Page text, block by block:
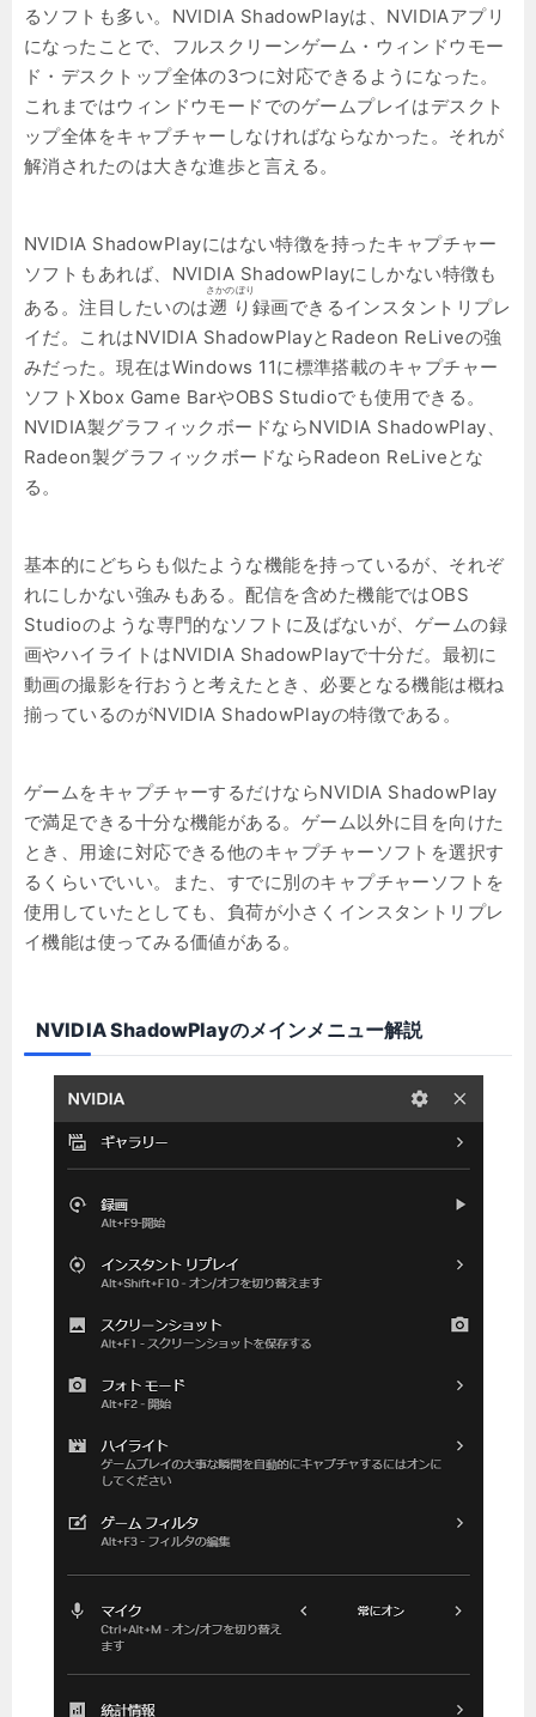
るソフトも多い。NVIDIA ShadowPlayは、NVIDIAアプリ
になったことで、フルスクリーンゲーム・ウィンドウモー
ド・デスクトップ全体の3つに対応できるようになった。
これまではウィンドウモードでのゲームプレイはデスクト
ップ全体をキャプチャーしなければならなかった。それが
解消されたのは大きな進歩と言える。
NVIDIA ShadowPlayにはない特徴を持ったキャプチャー
ソフトもあれば、NVIDIA ShadowPlayにしかない特徴も
ある。注目したいのは遡り
さかのぼり
録画できるインスタントリプレ
イだ。これはNVIDIA ShadowPlayとRadeon ReLiveの強
みだった。現在はWindows 11に標準搭載のキャプチャー
ソフトXbox Game BarやOBS Studioでも使用できる。
NVIDIA製グラフィックボードならNVIDIA ShadowPlay、
Radeon製グラフィックボードならRadeon ReLiveとな
る。
基本的にどちらも似たような機能を持っているが、それぞ
れにしかない強みもある。配信を含めた機能ではOBS
Studioのような専門的なソフトに及ばないが、ゲームの録
画やハイライトはNVIDIA ShadowPlayで十分だ。最初に
動画の撮影を行おうと考えたとき、必要となる機能は概ね
揃っているのがNVIDIA ShadowPlayの特徴である。
ゲームをキャプチャーするだけならNVIDIA ShadowPlay
で満足できる十分な機能がある。ゲーム以外に目を向けた
とき、用途に対応できる他のキャプチャーソフトを選択す
るくらいでいい。また、すでに別のキャプチャーソフトを
使用していたとしても、負荷が小さくインスタントリプレ
イ機能は使ってみる価値がある。
NVIDIA ShadowPlayのメインメニュー解説